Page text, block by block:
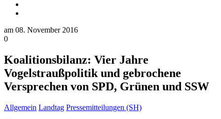
am 08. November 2016
0
Koalitionsbilanz: Vier Jahre
Vogelstraußpolitik und gebrochene
Versprechen von SPD, Grünen und SSW
Allgemein Landtag Pressemitteilungen (SH)